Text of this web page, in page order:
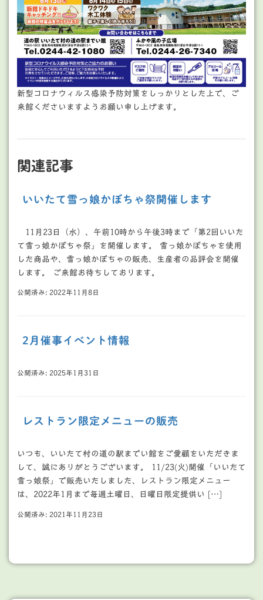
新型コロナウィルス感染予防対策をしっかりとした上で、ご
来館くださいますようお願い申し上げます。
関連記事
いいたて雪っ娘かぼちゃ祭開催します
11月23日（水）、午前10時から午後3時まで「第2回いいた
て雪っ娘かぼちゃ祭」を開催します。 雪っ娘かぼちゃを使用
した商品や、雪っ娘かぼちゃの販売、生産者の品評会を開催
します。 ご来館お待ちしております。
公開済み: 2022年11月8日
2月催事イベント情報
公開済み: 2025年1月31日
レストラン限定メニューの販売
いつも、いいたて村の道の駅までい館をご愛顧をいただきま
して、誠にありがとうございます。 11/23(火)開催「いいたて
雪っ娘祭」で販売いたしました、レストラン限定メニュー
は、2022年1月まで毎週土曜日、日曜日限定提供い […]
公開済み: 2021年11月23日